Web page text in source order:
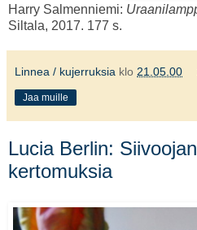
Harry Salmenniemi:
Siltala, 2017. 177 s.
Linnea / kujerruksia klo 21.05.00
Jaa muille
Lucia Berlin:
kertomuksia